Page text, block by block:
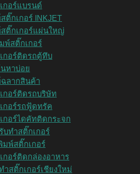
กอร์แบรนด์
ติ๊กเกอร์ INKJET
ติ๊กเกอร์แผ่นใหญ่
พ์สติ๊กเกอร์
กอร์ติดรถตู้ทึบ
หาบ่อย
ลากสินค้า
กอร์ติดรถบริษัท
กอร์รถฟู้ดทรัค
กอร์ไดคัทติดกระจก
บทำสติ๊กเกอร์
มพ์สติ๊กเกอร์
กอร์ติดกล่องอาหาร
ำสติ๊กเกอร์เชียงใหม่